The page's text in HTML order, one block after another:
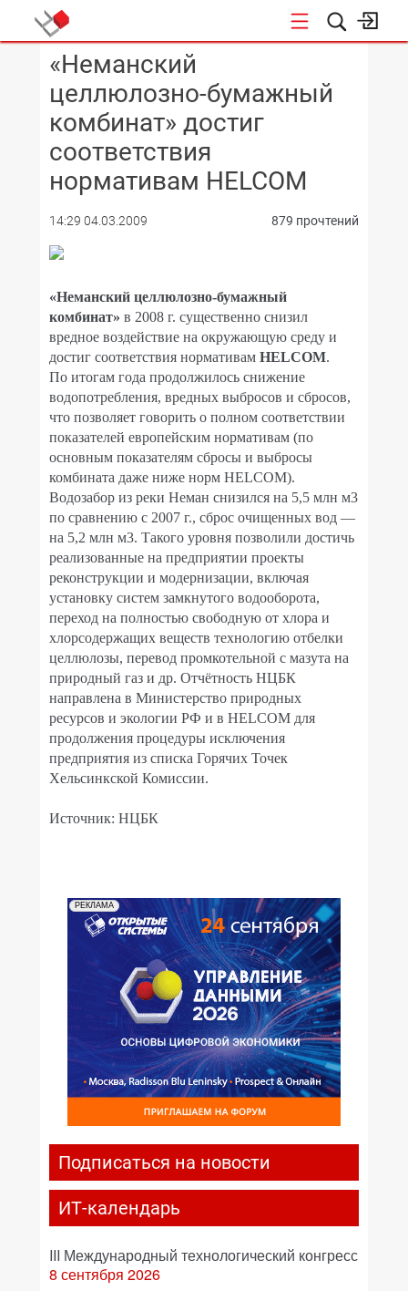
«Неманский
целлюлозно-бумажный
комбинат» достиг
соответствия
нормативам HELCOM
14:29 04.03.2009 879 прочтений
«Неманский целлюлозно-бумажный
комбинат» в 2008 г. существенно снизил
вредное воздействие на окружающую среду и
достиг соответствия нормативам HELCOM.
По итогам года продолжилось снижение
водопотребления, вредных выбросов и сбросов,
что позволяет говорить о полном соответствии
показателей европейским нормативам (по
основным показателям сбросы и выбросы
комбината даже ниже норм HELCOM).
Водозабор из реки Неман снизился на 5,5 млн м3
по сравнению с 2007 г., сброс очищенных вод —
на 5,2 млн м3. Такого уровня позволили достичь
реализованные на предприятии проекты
реконструкции и модернизации, включая
установку систем замкнутого водооборота,
переход на полностью свободную от хлора и
хлорсодержащих веществ технологию отбелки
целлюлозы, перевод промкотельной с мазута на
природный газ и др. Отчётность НЦБК
направлена в Министерство природных
ресурсов и экологии РФ и в HELCOM для
продолжения процедуры исключения
предприятия из списка Горячих Точек
Хельсинкской Комиссии.
Источник: НЦБК
РЕКЛАМА
Подписаться на новости
ИТ-календарь
III Международный технологический конгресс
8 сентября 2026